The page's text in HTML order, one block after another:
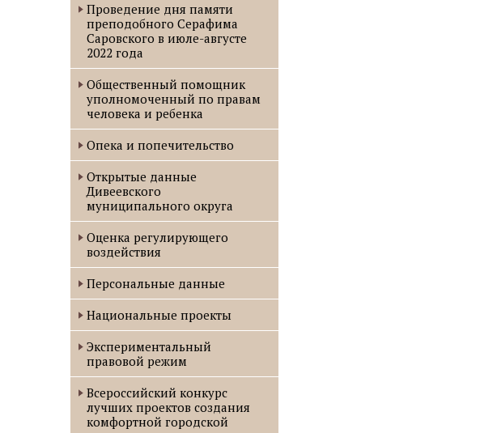
Проведение дня памяти
преподобного Серафима
Саровского в июле-августе
2022 года
Oбщественный помощник
уполномоченный по правам
человека и ребенка
Опека и попечительство
Открытые данные
Дивеевского
муниципального округа
Оценка регулирующего
воздействия
Персональные данные
Национальные проекты
Экспериментальный
правовой режим
Всероссийский конкурс
лучших проектов создания
комфортной городской